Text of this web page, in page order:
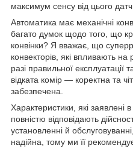
максимум сенсу від цього
Автоматика має механічні
багато думок щодо того, що
конвінки? Я вважає, що
конвекторів, які впливають
разі правильної
відката комір — коректна та
забезпечена.
Характеристики, які заявлені
повністю відповідають
установленні й
надійна, тому ми її